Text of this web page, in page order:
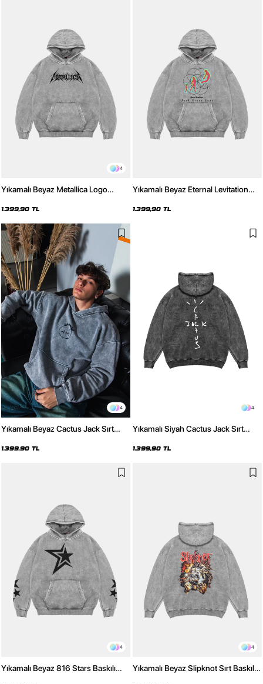
4
Yıkamalı Beyaz Metallica Logo
1.399,90 TL
Yıkamalı Beyaz Eternal Levitation
1.399,90 TL
4
Yıkamalı Beyaz Cactus Jack Sırt
1.399,90 TL
4
Yıkamalı Siyah Cactus Jack Sırt
1.399,90 TL
4
Yıkamalı Beyaz 816 Stars Baskılı
4
Yıkamalı Beyaz Slipknot Sırt Baskılı